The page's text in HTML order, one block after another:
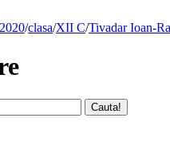
2020/clasa/XII C/Tivadar Ioan-